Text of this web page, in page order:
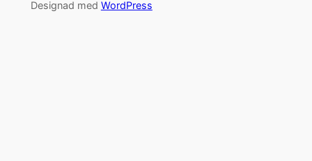
Designad med WordPress